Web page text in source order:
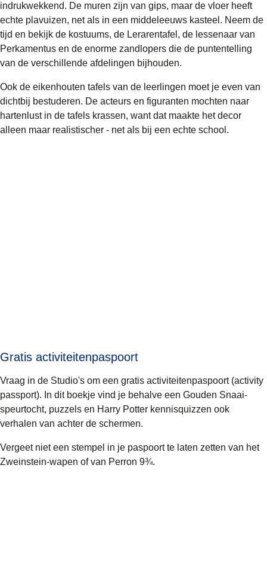
indrukwekkend. De muren zijn van gips, maar de vloer heeft
echte plavuizen, net als in een middeleeuws kasteel. Neem de
tijd en bekijk de kostuums, de Lerarentafel, de lessenaar van
Perkamentus en de enorme zandlopers die de puntentelling
van de verschillende afdelingen bijhouden.
Ook de eikenhouten tafels van de leerlingen moet je even van
dichtbij bestuderen. De acteurs en figuranten mochten naar
hartenlust in de tafels krassen, want dat maakte het decor
alleen maar realistischer - net als bij een echte school.
Gratis activiteitenpaspoort
Vraag in de Studio's om een gratis activiteitenpaspoort (activity
passport). In dit boekje vind je behalve een Gouden Snaai-
speurtocht, puzzels en Harry Potter kennisquizzen ook
verhalen van achter de schermen.
Vergeet niet een stempel in je paspoort te laten zetten van het
Zweinstein-wapen of van Perron 9¾.